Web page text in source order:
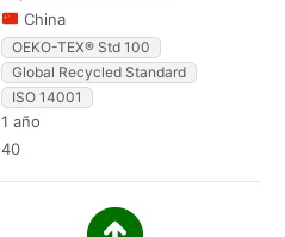
China
OEKO-TEX® Std 100
Global Recycled Standard
ISO 14001
1 año
40